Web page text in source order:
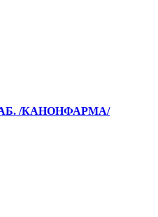
/КАНОНФАРМА/